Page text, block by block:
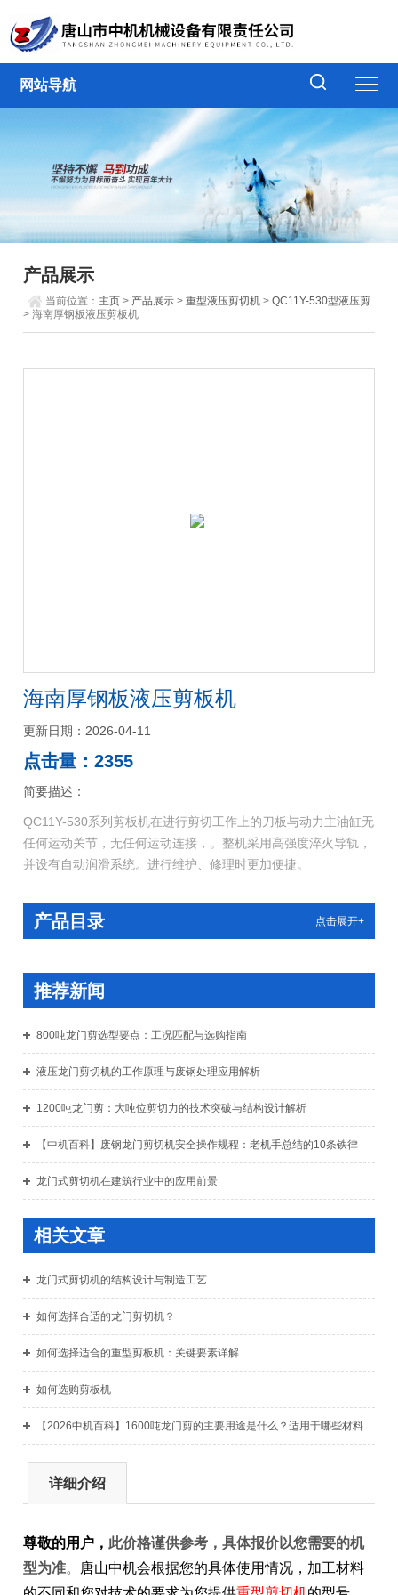
网站导航
产品展示
当前位置： 主页 > 产品展示 >重型液压剪切机 >QC11Y-530型液压剪
> 海南厚钢板液压剪板机
海南厚钢板液压剪板机
更新日期：2026-04-11
点击量：2355
简要描述：
QC11Y-530系列剪板机在进行剪切工作上的刀板与动力主油缸无
任何运动关节，无任何运动连接，。整机采用高强度淬火导轨，
并设有自动润滑系统。进行维护、修理时更加便捷。
产品目录 点击展开+
推荐新闻
800吨龙门剪选型要点：工况匹配与选购指南
液压龙门剪切机的工作原理与废钢处理应用解析
1200吨龙门剪：大吨位剪切力的技术突破与结构设计解析
【中机百科】废钢龙门剪切机安全操作规程：老机手总结的10条铁律
龙门式剪切机在建筑行业中的应用前景
相关文章
龙门式剪切机的结构设计与制造工艺
如何选择合适的龙门剪切机？
如何选择适合的重型剪板机：关键要素详解
如何选购剪板机
详细介绍
尊敬的用户， 此价格谨供参考，具体报价以您需要的机
型为准。 唐山中机会根据您的具体使用情况，加工材料